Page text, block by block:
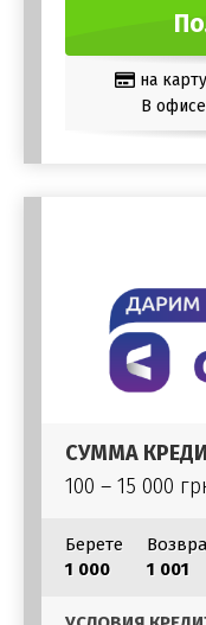
на карту
В офисе
СУММА
100 – 15 000
Берете
1 000
1 001